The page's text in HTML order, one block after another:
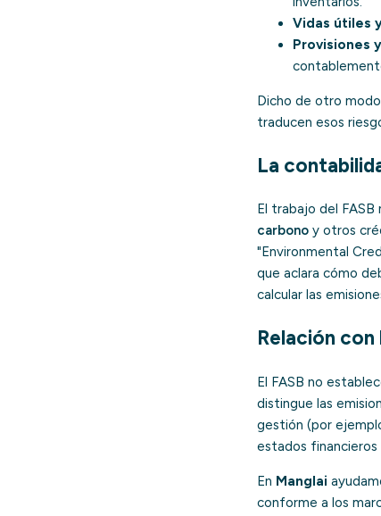
Vidas útiles
Provisiones
Dicho de otro
traducen esos
La
El trabajo del
carbono y otros
"Environmental
que aclara cómo
calcular las
Relación
El FASB no
distingue las
gestión (por
estados financieros
En Manglai
conforme a los